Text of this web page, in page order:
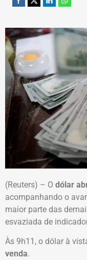
(Reuters) – O dólar
acompanhando o
maior parte das
esvaziada de
Às 9h11, o dólar à
venda.